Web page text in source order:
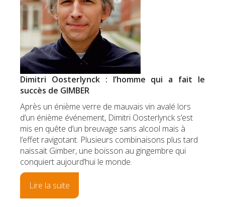
Dimitri Oosterlynck : l’homme qui a fait le
succès de GIMBER
Après un énième verre de mauvais vin avalé lors
d’un énième événement, Dimitri Oosterlynck s’est
mis en quête d’un breuvage sans alcool mais à
l’effet ravigotant. Plusieurs combinaisons plus tard
naissait Gimber, une boisson au gingembre qui
conquiert aujourd’hui le monde.
Lire la suite